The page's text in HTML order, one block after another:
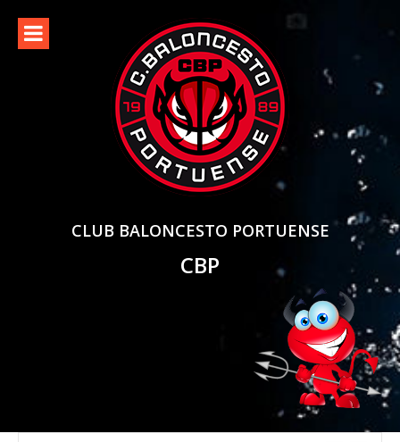
content
CLUB BALONCESTO PORTUENSE
CBP